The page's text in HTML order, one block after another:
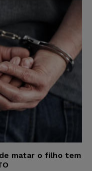
matar o filho tem